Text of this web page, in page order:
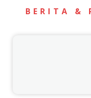
BERITA &